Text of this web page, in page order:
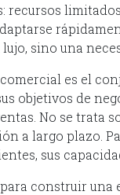
recursos
sino una
es el
objetivos de
No se trata
a largo plazo.
sus
construir una